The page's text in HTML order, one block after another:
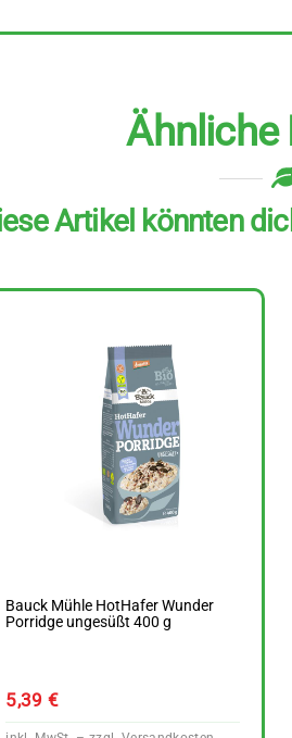
Ähnliche
Artikel könnten
Bauck Mühle HotHafer Wunder
Porridge ungesüßt 400 g
5,39 €